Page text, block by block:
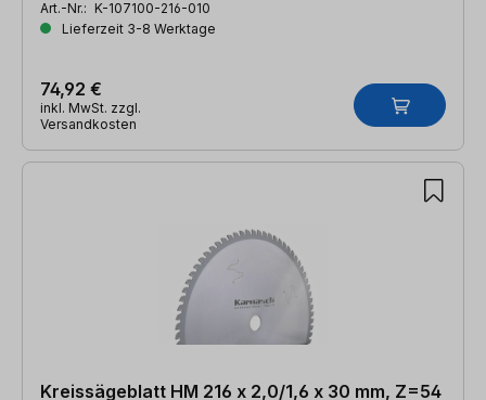
Art.-Nr.: K-107100-216-010
Lieferzeit 3-8 Werktage
74,92 €
inkl. MwSt. zzgl.
Versandkosten
Kreissägeblatt HM 216 x 2,0/1,6 x 30 mm, Z=54